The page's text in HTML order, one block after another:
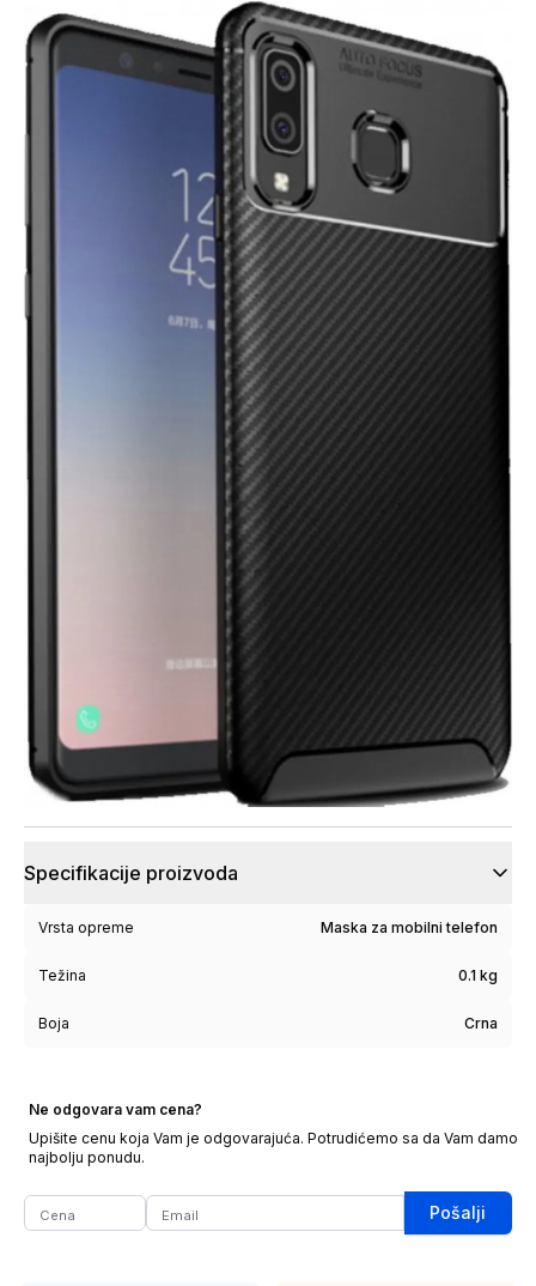
Specifikacije proizvoda
Vrsta opreme Maska za mobilni telefon
Težina 0.1 kg
Boja Crna
Ne odgovara vam cena?
Upišite cenu koja Vam je odgovarajuća. Potrudićemo sa da Vam damo
najbolju ponudu.
Pošalji